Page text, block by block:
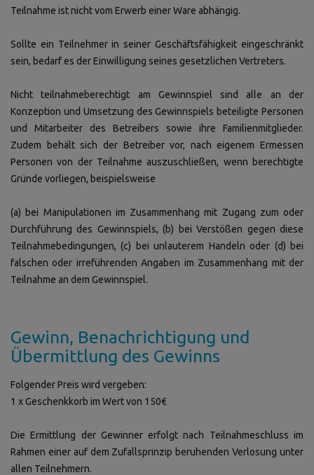
Teilnahme ist nicht vom Erwerb einer Ware abhängig.
Sollte ein Teilnehmer in seiner Geschäftsfähigkeit eingeschränkt
sein, bedarf es der Einwilligung seines gesetzlichen Vertreters.
Nicht teilnahmeberechtigt am Gewinnspiel sind alle an der
Konzeption und Umsetzung des Gewinnspiels beteiligte Personen
und Mitarbeiter des Betreibers sowie ihre Familienmitglieder.
Zudem behält sich der Betreiber vor, nach eigenem Ermessen
Personen von der Teilnahme auszuschließen, wenn berechtigte
Gründe vorliegen, beispielsweise
(a) bei Manipulationen im Zusammenhang mit Zugang zum oder
Durchführung des Gewinnspiels, (b) bei Verstößen gegen diese
Teilnahmebedingungen, (c) bei unlauterem Handeln oder (d) bei
falschen oder irreführenden Angaben im Zusammenhang mit der
Teilnahme an dem Gewinnspiel.
Gewinn, Benachrichtigung und
Übermittlung des Gewinns
Folgender Preis wird vergeben:
1 x Geschenkkorb im Wert von 150€
Die Ermittlung der Gewinner erfolgt nach Teilnahmeschluss im
Rahmen einer auf dem Zufallsprinzip beruhenden Verlosung unter
allen Teilnehmern.